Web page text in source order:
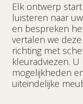
Elk ontwerp
luisteren naar
en bespreken
vertalen we
richting met
kleuradviezen.
mogelijkheden
uiteindelijke